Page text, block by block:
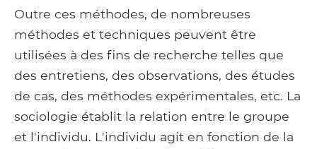
Outre ces méthodes, de nombreuses
méthodes et techniques peuvent être
utilisées à des fins de recherche telles que
des entretiens, des observations, des études
de cas, des méthodes expérimentales, etc. La
sociologie établit la relation entre le groupe
et l'individu. L'individu agit en fonction de la